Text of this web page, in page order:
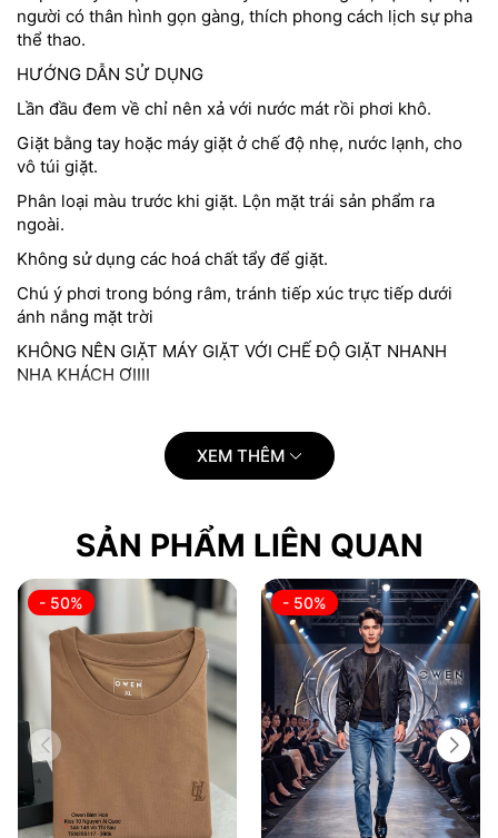
người có thân hình gọn gàng, thích phong cách lịch sự pha
thể thao.
HƯỚNG DẪN SỬ DỤNG
Lần đầu đem về chỉ nên xả với nước mát rồi phơi khô.
Giặt bằng tay hoặc máy giặt ở chế độ nhẹ, nước lạnh, cho
vô túi giặt.
Phân loại màu trước khi giặt. Lộn mặt trái sản phẩm ra
ngoài.
Không sử dụng các hoá chất tẩy để giặt.
Chú ý phơi trong bóng râm, tránh tiếp xúc trực tiếp dưới
ánh nắng mặt trời
KHÔNG NÊN GIẶT MÁY GIẶT VỚI CHẾ ĐỘ GIẶT NHANH
NHA KHÁCH ƠIIII
Hình ảnh do shop chụp và mẫu shop mặc. Thiết kế đơn
giản - tối ưu vào chất lượng và công dụng của sản phẩm.
XEM THÊM
SẢN PHẨM LIÊN QUAN
- 50% - 50%